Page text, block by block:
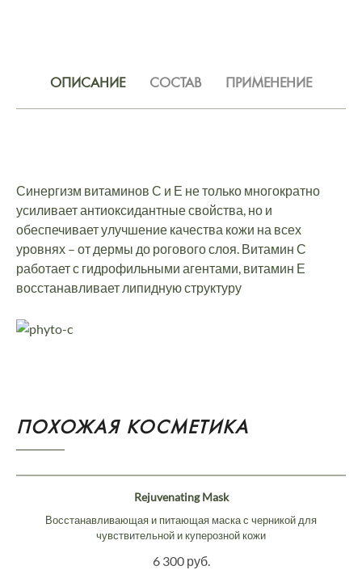
ОПИСАНИЕ СОСТАВ ПРИМЕНЕНИЕ
Синергизм витаминов С и Е не только многократно
усиливает антиоксидантные свойства, но и
обеспечивает улучшение качества кожи на всех
уровнях – от дермы до рогового слоя. Витамин С
работает с гидрофильными агентами, витамин Е
восстанавливает липидную структуру
ПОХОЖАЯ КОСМЕТИКА
Rejuvenating Mask
Восстанавливающая и питающая маска с черникой для
чувствительной и куперозной кожи
6 300 руб.